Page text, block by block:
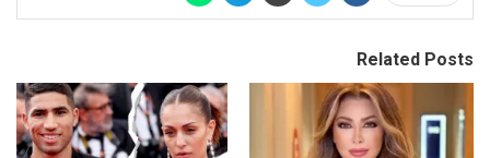
Related Posts